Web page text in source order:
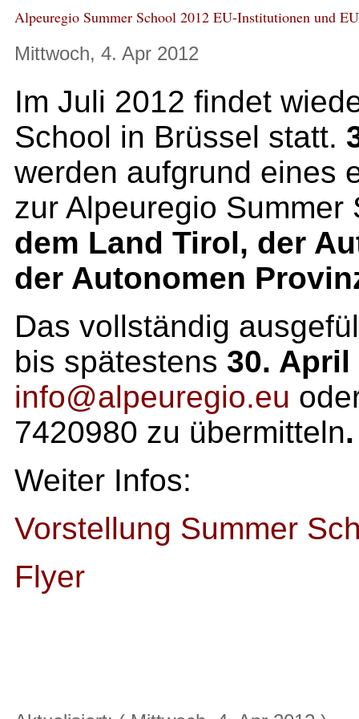
Alpeuregio Summer School 2012 EU-Institutionen und
Mittwoch, 4. Apr 2012
Im Juli 2012 findet
School in Brüssel statt.
werden aufgrund eines
zur Alpeuregio
dem Land Tirol, der
der Autonomen
Das vollständig
bis spätestens 30.
info@alpeuregio.eu
7420980 zu übermitteln.
Weiter Infos:
Vorstellung Summer
Flyer